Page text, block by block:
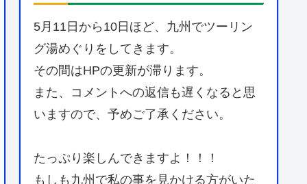
5月11日から10日ほど、九州でツーリン
グ湯めぐりをしてきます。
その間はHPの更新が滞ります。
また、コメントへの返信も遅くなると思
いますので、予めご了承ください。
たっぷり楽しんできますよ！！！
もしも九州で私の事を見かける方がいた